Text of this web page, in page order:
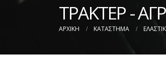
ΤΡΑΚΤΕΡ -
ΑΡΧΙΚΉ ΚΑΤΆΣΤΗΜΑ